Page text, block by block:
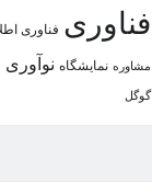
فناوری فناوری
مشاوره نمایشگاه نوآوری
گوگل